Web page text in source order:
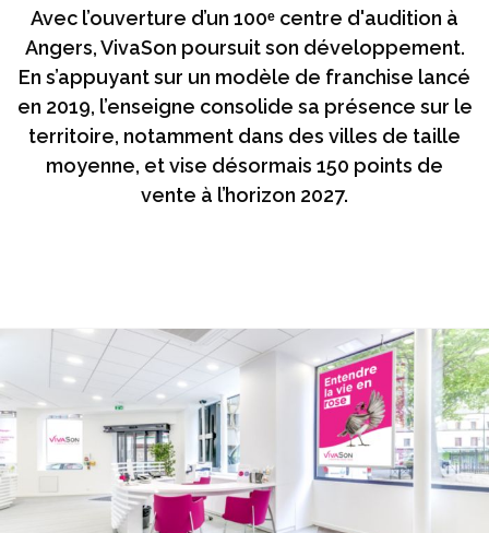
Avec l’ouverture d’un 100ᵉ centre d'audition à
Angers, VivaSon poursuit son développement.
En s’appuyant sur un modèle de franchise lancé
en 2019, l’enseigne consolide sa présence sur le
territoire, notamment dans des villes de taille
moyenne, et vise désormais 150 points de
vente à l’horizon 2027.